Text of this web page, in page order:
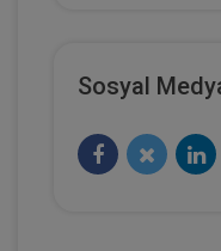
Tüketici
Sosyal